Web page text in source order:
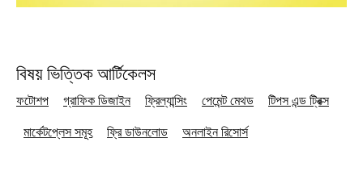
বিষয় ভিত্তিক আর্টিকেলস
ফটোশপ গ্রাফিক ডিজাইন ফ্রিল্যান্সিং পেমেন্ট মেথড টিপস এন্ড ট্রিক্স
মার্কেটপ্লেস সমূহ ফ্রি ডাউনলোড অনলাইন রিসোর্স